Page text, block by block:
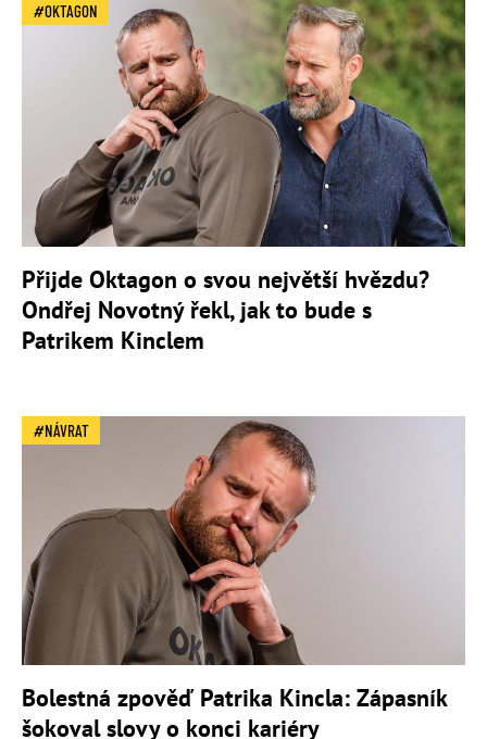
OKTAGON
Přijde Oktagon o svou největší hvězdu?
Ondřej Novotný řekl, jak to bude s
Patrikem Kinclem
NÁVRAT
Bolestná zpověď Patrika Kincla: Zápasník
šokoval slovy o konci kariéry